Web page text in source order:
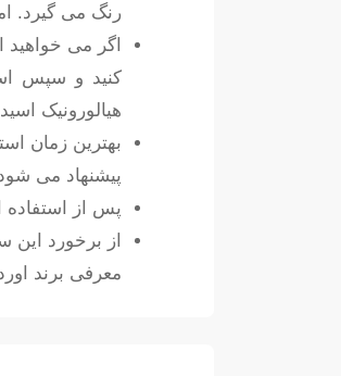
رنگ می گیرد.
اگر می
کنید و سپس
هیالورونیک
بهترین زمان
پیشنهاد می
پس از استفاده
از برخورد
معرفی برند